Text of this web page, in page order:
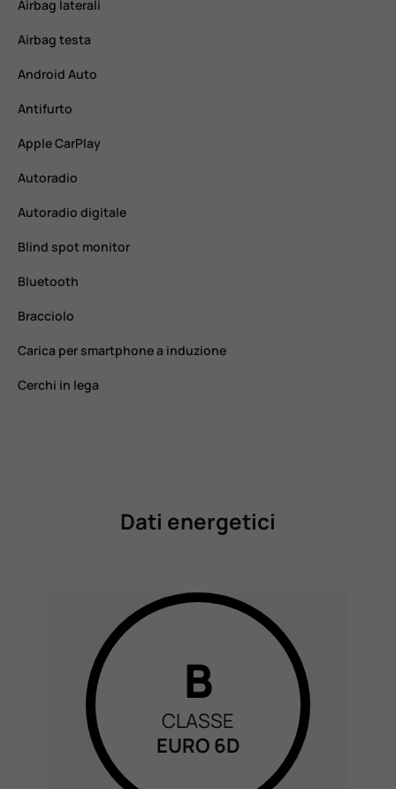
Airbag laterali
Airbag testa
Android Auto
Antifurto
Apple CarPlay
Autoradio
Autoradio digitale
Blind spot monitor
Bluetooth
Bracciolo
Carica per smartphone a induzione
Cerchi in lega
Dati energetici
B
CLASSE
EURO 6D